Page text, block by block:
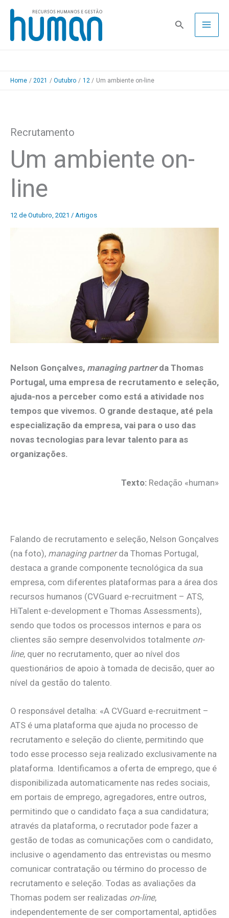
Skip
content
Pesquisa
Home 2021 Outubro 12 Um ambiente on-line
Recrutamento
Um ambiente on-
line
12 de Outubro, 2021 / Artigos
Nelson Gonçalves, managing partnerda Thomas
Portugal, uma empresa de recrutamento e seleção,
ajuda-nos a perceber como está a atividade nos
tempos que vivemos. O grande destaque, até pela
especialização da empresa, vai para o uso das
novas tecnologias para levar talento para as
organizações.
Texto: Redação «human»
Falando de recrutamento e seleção, Nelson Gonçalves
(na foto), managing partnerda Thomas Portugal,
destaca a grande componente tecnológica da sua
empresa, com diferentes plataformas para a área dos
recursos humanos (CVGuard e-recruitment – ATS,
HiTalent e-development e Thomas Assessments),
sendo que todos os processos internos e para os
clientes são sempre desenvolvidos totalmente on-
line, quer no recrutamento, quer ao nível dos
questionários de apoio à tomada de decisão, quer ao
nível da gestão do talento.
O responsável detalha: «A CVGuard e-recruitment –
ATS é uma plataforma que ajuda no processo de
recrutamento e seleção do cliente, permitindo que
todo esse processo seja realizado exclusivamente na
plataforma. Identificamos a oferta de emprego, que é
disponibilizada automaticamente nas redes sociais,
em portais de emprego, agregadores, entre outros,
permitindo que o candidato faça a sua candidatura;
através da plataforma, o recrutador pode fazer a
gestão de todas as comunicações com o candidato,
inclusive o agendamento das entrevistas ou mesmo
comunicar contratação ou término do processo de
recrutamento e seleção. Todas as avaliações da
Thomas podem ser realizadas on-line,
independentemente de ser comportamental, aptidões